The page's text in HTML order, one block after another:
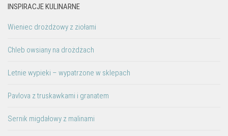
INSPIRACJE KULINARNE
Wieniec drożdżowy z ziołami
Chleb owsiany na drożdżach
Letnie wypieki – wypatrzone w sklepach
Pavlova z truskawkami i granatem
Sernik migdałowy z malinami